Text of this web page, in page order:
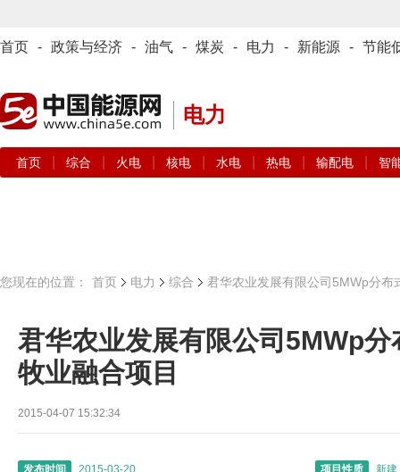
首页 - 政策与经济 - 油气 - 煤炭 - 电力 - 新能源 - 节能
电力
首页 综合 火电 核电 水电 热电 输配电 智
您现在的位置： 首页 电力 综合 君华农业发展有限公司5MWp分布
君华农业发展有限公司5MWp
牧业融合项目
2015-04-07 15:32:34
发布时间 2015-03-20 项目性质 新建